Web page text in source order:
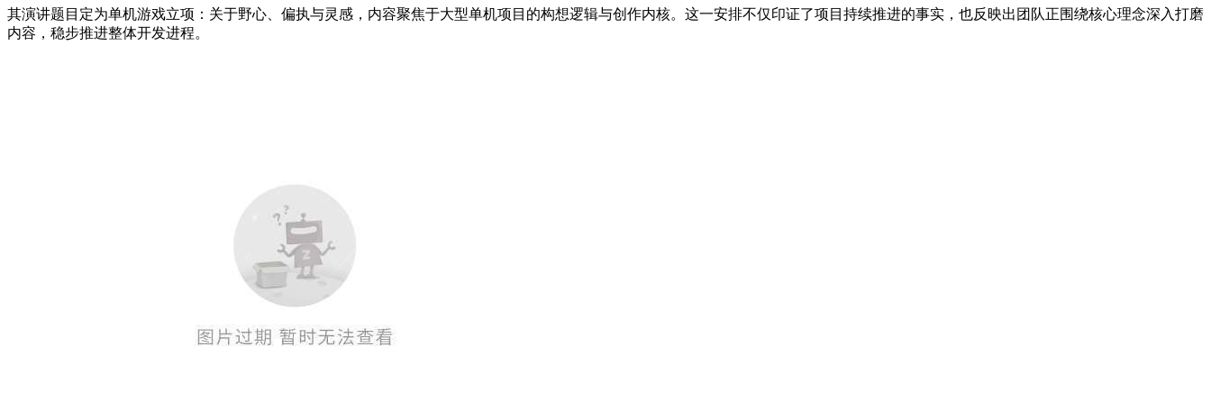
其演讲题目定为单机游戏立项：关于野心、偏执与灵感，内容聚焦于大型单机项目的构想逻辑与创作内核。这一安排不仅印证了项目持续推进的事实，也反映出团队正围绕核心理念深入打磨
内容，稳步推进整体开发进程。